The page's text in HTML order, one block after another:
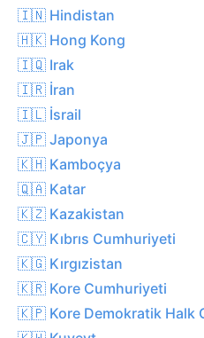
🇮🇳 Hindistan
🇭🇰 Hong Kong
🇮🇶 Irak
🇮🇷 İran
🇮🇱 İsrail
🇯🇵 Japonya
🇰🇭 Kamboçya
🇶🇦 Katar
🇰🇿 Kazakistan
🇨🇾 Kıbrıs Cumhuriyeti
🇰🇬 Kırgızistan
🇰🇷 Kore Cumhuriyeti
🇰🇵 Kore Demokratik Halk